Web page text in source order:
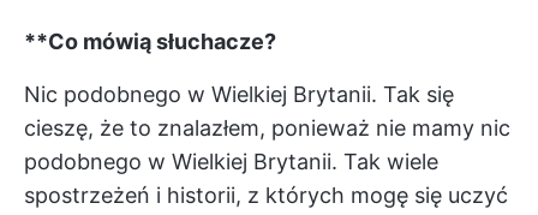
**Co mówią słuchacze?
Nic podobnego w Wielkiej Brytanii. Tak się
cieszę, że to znalazłem, ponieważ nie mamy nic
podobnego w Wielkiej Brytanii. Tak wiele
spostrzeżeń i historii, z których mogę się uczyć